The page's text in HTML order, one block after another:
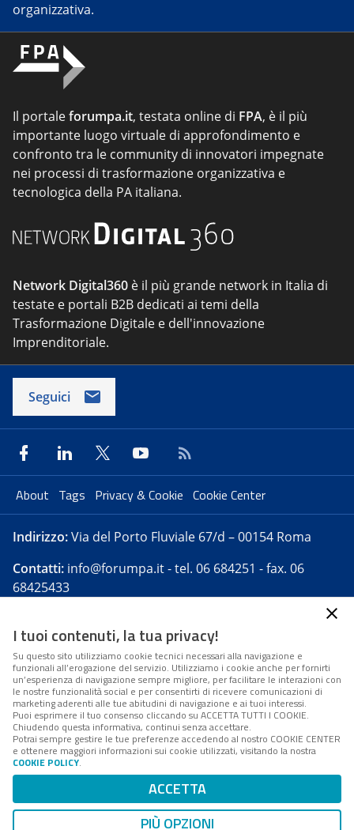
organizzativa.
Il portaleforumpa.it, testata online di FPA, è il più
importante luogo virtuale di approfondimento e
confronto tra le community di innovatori impegnate
nei processi di trasformazione organizzativa e
tecnologica della PA italiana.
Network Digital360 è il più grande network in Italia di
testate e portali B2B dedicati ai temi della
Trasformazione Digitale e dell'innovazione
Imprenditoriale.
Seguici
About Tags Privacy & Cookie Cookie Center
Indirizzo:Via del Porto Fluviale 67/d – 00154 Roma
Contatti: info@forumpa.it- tel. 06 684251 - fax. 06
68425433
Forumpa.itè una pubblicazione telematica iscritta
presso Registro della stampa del Tribunale di Roma -
Reg. n. 182 del 2 maggio 2008 - Direttore resp. Michela
Stentella
FPA s.r.l. è società soggetta a Direzione e
Coordinamento da parte di Digital360 S.p.A. - FPA s.r.l.
è un'azienda certificata per il sistema di management
Codice Fiscale/Partita IVA n. 10693191008 - R.E.A. Roma
n. 1249791. ISP AWS
Mappa del sito
I tuoi contenuti, la tua privacy!
Su questo sito utilizziamo cookie tecnici necessari alla navigazione e
funzionali all’erogazione del servizio. Utilizziamo i cookie anche per fornirti
un’esperienza di navigazione sempre migliore, per facilitare le interazioni con
le nostre funzionalità social e per consentirti di ricevere comunicazioni di
marketing aderenti alle tue abitudini di navigazione e ai tuoi interessi.
Puoi esprimere il tuo consenso cliccando su ACCETTA TUTTI I COOKIE.
Chiudendo questa informativa, continui senza accettare.
Potrai sempre gestire le tue preferenze accedendo al nostro COOKIE CENTER
e ottenere maggiori informazioni sui cookie utilizzati, visitando la nostra
COOKIE POLICY.
ACCETTA
PIÙ OPZIONI